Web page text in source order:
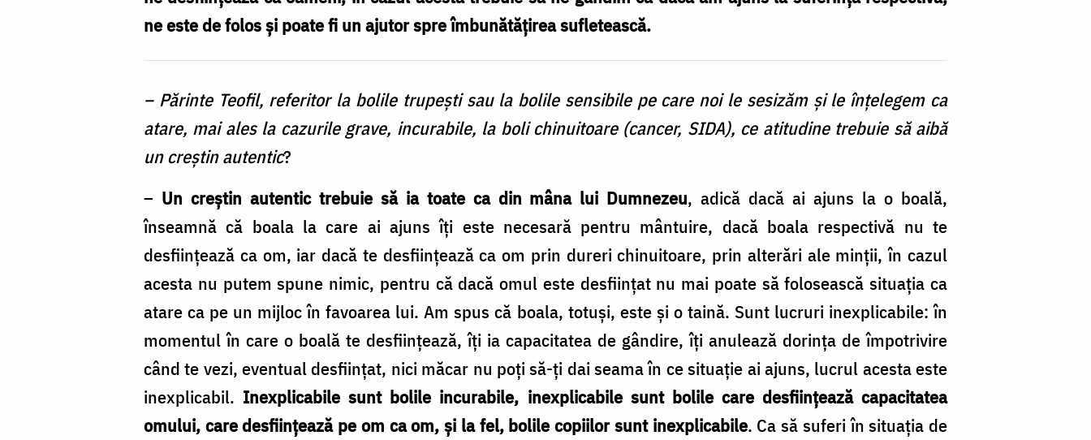
ne este de folos și poate fi un ajutor spre îmbunătățirea sufletească.
– Părinte Teofil, referitor la bolile trupeşti sau la bolile sensibile pe care noi le sesizăm şi le înţelegem ca
atare, mai ales la cazurile grave, incurabile, la boli chinuitoare (cancer, SIDA), ce atitudine trebuie să aibă
un creştin autentic?
– Un creştin autentic trebuie să ia toate ca din mâna lui Dumnezeu, adică dacă ai ajuns la o boală,
înseamnă că boala la care ai ajuns îţi este necesară pentru mântuire, dacă boala respectivă nu te
desfiinţează ca om, iar dacă te desfiinţează ca om prin dureri chinuitoare, prin alterări ale minţii, în cazul
acesta nu putem spune nimic, pentru că dacă omul este desfiinţat nu mai poate să folosească situaţia ca
atare ca pe un mijloc în favoarea lui. Am spus că boala, totuşi, este şi o taină. Sunt lucruri inexplicabile: în
momentul în care o boală te desfiinţează, îţi ia capacitatea de gândire, îţi anulează dorinţa de împotrivire
când te vezi, eventual desfiinţat, nici măcar nu poţi să-ţi dai seama în ce situaţie ai ajuns, lucrul acesta este
inexplicabil. Inexplicabile sunt bolile incurabile, inexplicabile sunt bolile care desfiinţează capacitatea
omului, care desfiinţează pe om ca om, şi la fel, bolile copiilor sunt inexplicabile. Ca să suferi în situaţia de